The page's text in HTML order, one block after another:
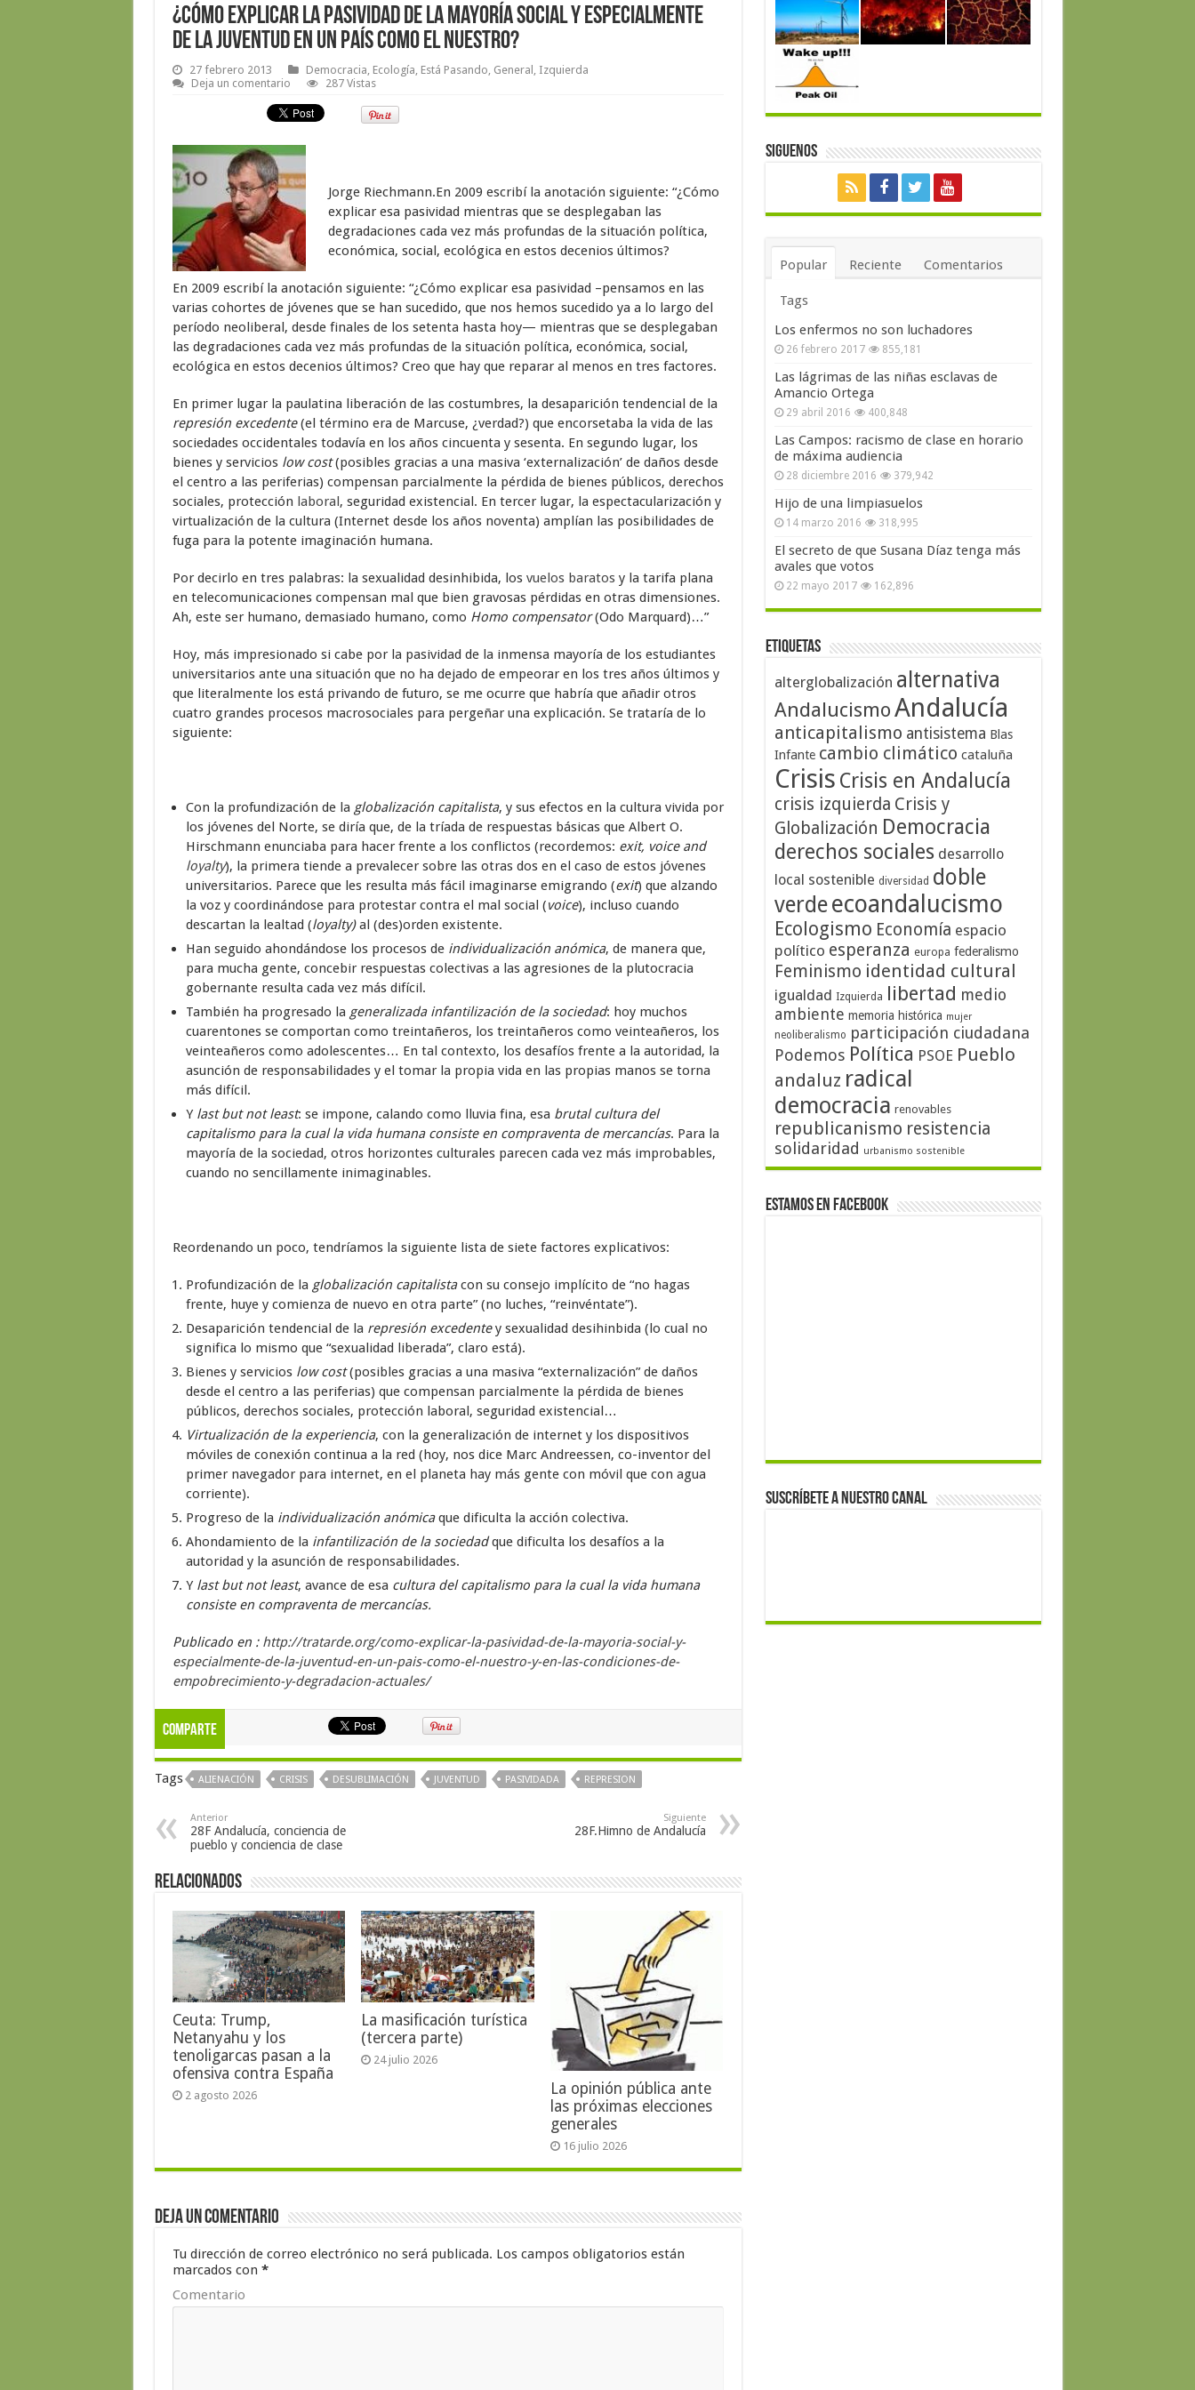
¿Cómo explicar la pasividad de la mayoría social y especialmente
de la juventud en un país como el nuestro?
27 febrero 2013 Democracia, Ecología, Está Pasando, General , Izquierda
Deja un comentario
287 Vistas
Jorge Riechmann.En 2009 escribí la anotación siguiente: “¿Cómo
explicar esa pasividad mientras que se desplegaban las
degradaciones cada vez más profundas de la situación política,
económica, social, ecológica en estos decenios últimos?
En 2009 escribí la anotación siguiente: “¿Cómo explicar esa pasividad –pensamos en las
varias cohortes de jóvenes que se han sucedido, que nos hemos sucedido ya a lo largo del
período neoliberal, desde finales de los setenta hasta hoy— mientras que se desplegaban
las degradaciones cada vez más profundas de la situación política, económica, social,
ecológica en estos decenios últimos? Creo que hay que reparar al menos en tres factores.
En primer lugar la paulatina liberación de las costumbres, la desaparición tendencial de la
represión excedente(el término era de Marcuse, ¿verdad?) que encorsetaba la vida de las
sociedades occidentales todavía en los años cincuenta y sesenta. En segundo lugar, los
bienes y servicios low cost(posibles gracias a una masiva ‘externalización’ de daños desde
el centro a las periferias) compensan parcialmente la pérdida de bienes públicos, derechos
sociales, protección laboral, seguridad existencial. En tercer lugar, la espectacularización y
virtualización de la cultura (Internet desde los años noventa) amplían las posibilidades de
fuga para la potente imaginación humana.
Por decirlo en tres palabras: la sexualidad desinhibida, los vuelos baratosy la tarifa plana
en telecomunicaciones compensan mal que bien gravosas pérdidas en otras dimensiones.
Ah, este ser humano, demasiado humano, como Homo compensator(Odo Marquard)…”
Hoy, más impresionado si cabe por la pasividad de la inmensa mayoría de los estudiantes
universitarios ante una situación que no ha dejado de empeorar en los tres años últimos y
que literalmente los está privando de futuro, se me ocurre que habría que añadir otros
cuatro grandes procesos macrosociales para pergeñar una explicación. Se trataría de lo
siguiente:
Con la profundización de la globalización capitalista, y sus efectos en la cultura vivida por
los jóvenes del Norte, se diría que, de la tríada de respuestas básicas que Albert O.
Hirschmann enunciaba para hacer frente a los conflictos (recordemos: exit, voice and
loyalty), la primera tiende a prevalecer sobre las otras dos en el caso de estos jóvenes
universitarios. Parece que les resulta más fácil imaginarse emigrando (exit) que alzando
la voz y coordinándose para protestar contra el mal social (voice), incluso cuando
descartan la lealtad (loyalty)al (des)orden existente.
Han seguido ahondándose los procesos de individualización anómica, de manera que,
para mucha gente, concebir respuestas colectivas a las agresiones de la plutocracia
gobernante resulta cada vez más difícil.
También ha progresado la generalizada infantilización de la sociedad: hoy muchos
cuarentones se comportan como treintañeros, los treintañeros como veinteañeros, los
veinteañeros como adolescentes… En tal contexto, los desafíos frente a la autoridad, la
asunción de responsabilidades y el tomar la propia vida en las propias manos se torna
más difícil.
Y last but not least: se impone, calando como lluvia fina, esa brutal cultura del
capitalismo para la cual la vida humana consiste en compraventa de mercancías. Para la
mayoría de la sociedad, otros horizontes culturales parecen cada vez más improbables,
cuando no sencillamente inimaginables.
Reordenando un poco, tendríamos la siguiente lista de siete factores explicativos:
Profundización de la globalización capitalistacon su consejo implícito de “no hagas
frente, huye y comienza de nuevo en otra parte” (no luches, “reinvéntate”).
Desaparición tendencial de la represión excedentey sexualidad desihinbida (lo cual no
significa lo mismo que “sexualidad liberada”, claro está).
Bienes y servicios low cost(posibles gracias a una masiva “externalización” de daños
desde el centro a las periferias) que compensan parcialmente la pérdida de bienes
públicos, derechos sociales, protección laboral, seguridad existencial…
Virtualización de la experiencia, con la generalización de internet y los dispositivos
móviles de conexión continua a la red (hoy, nos dice Marc Andreessen, co-inventor del
primer navegador para internet, en el planeta hay más gente con móvil que con agua
corriente).
Progreso de la individualización anómicaque dificulta la acción colectiva.
Ahondamiento de la infantilización de la sociedadque dificulta los desafíos a la
autoridad y la asunción de responsabilidades.
Y last but not least, avance de esa cultura del capitalismo para la cual la vida humana
consiste en compraventa de mercancías.
Publicado en : http://tratarde.org/como-explicar-la-pasividad-de-la-mayoria-social-y-
especialmente-de-la-juventud-en-un-pais-como-el-nuestro-y-en-las-condiciones-de-
empobrecimiento-y-degradacion-actuales/
Comparte
Tags ALIENACIÓN CRISIS DESUBLIMACIÓN JUVENTUD PASIVIDADA REPRESION
Anterior
28F Andalucía, conciencia de
pueblo y conciencia de clase
Siguiente
28F.Himno de Andalucía
Relacionados
Ceuta: Trump,
Netanyahu y los
tenoligarcas pasan a la
ofensiva contra España
2 agosto 2026
La masificación turística
(tercera parte)
24 julio 2026
La opinión pública ante
las próximas elecciones
generales
16 julio 2026
Deja un comentario
Tu dirección de correo electrónico no será publicada. Los campos obligatorios están
marcados con *
Comentario
Siguenos
Popular Reciente Comentarios
Tags
Los enfermos no son luchadores
26 febrero 2017 855,181
Las lágrimas de las niñas esclavas de
Amancio Ortega
29 abril 2016 400,848
Las Campos: racismo de clase en horario
de máxima audiencia
28 diciembre 2016 379,942
Hijo de una limpiasuelos
14 marzo 2016 318,995
El secreto de que Susana Díaz tenga más
avales que votos
22 mayo 2017 162,896
Etiquetas
alterglobalización alternativa
AndalucismoAndalucía
anticapitalismo antisistema Blas
Infante cambio climático cataluña
Crisis Crisis en Andalucía
crisis izquierda Crisis y
Globalización Democracia
derechos sociales desarrollo
local sostenible diversidad doble
verdeecoandalucismo
Ecologismo Economía espacio
político esperanza europa federalismo
Feminismo identidad cultural
igualdad Izquierda libertad medio
ambiente memoria histórica mujer
neoliberalismo participación ciudadana
Podemos Política PSOE Pueblo
andaluz radical
democracia renovables
republicanismo resistencia
solidaridad urbanismo sostenible
Estamos en Facebook
Suscríbete a nuestro canal